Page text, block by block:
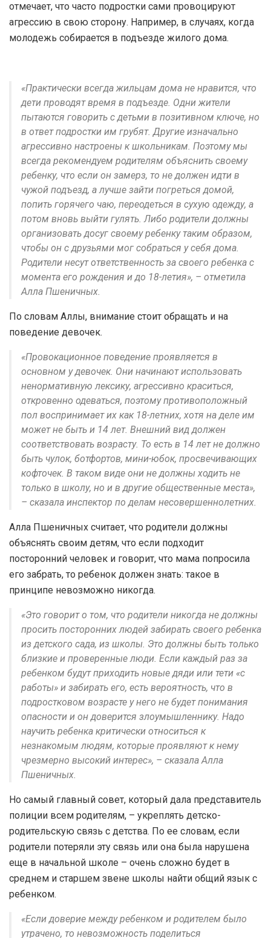
отмечает, что часто подростки сами провоцируют
агрессию в свою сторону. Например, в случаях, когда
молодежь собирается в подъезде жилого дома.
«Практически всегда жильцам дома не нравится, что
дети проводят время в подъезде. Одни жители
пытаются говорить с детьми в позитивном ключе, но
в ответ подростки им грубят. Другие изначально
агрессивно настроены к школьникам. Поэтому мы
всегда рекомендуем родителям объяснить своему
ребенку, что если он замерз, то не должен идти в
чужой подъезд, а лучше зайти погреться домой,
попить горячего чаю, переодеться в сухую одежду, а
потом вновь выйти гулять. Либо родители должны
организовать досуг своему ребенку таким образом,
чтобы он с друзьями мог собраться у себя дома.
Родители несут ответственность за своего ребенка с
момента его рождения и до 18-летия», – отметила
Алла Пшеничных.
По словам Аллы, внимание стоит обращать и на
поведение девочек.
«Провокационное поведение проявляется в
основном у девочек. Они начинают использовать
ненормативную лексику, агрессивно краситься,
откровенно одеваться, поэтому противоположный
пол воспринимает их как 18-летних, хотя на деле им
может не быть и 14 лет. Внешний вид должен
соответствовать возрасту. То есть в 14 лет не должно
быть чулок, ботфортов, мини-юбок, просвечивающих
кофточек. В таком виде они не должны ходить не
только в школу, но и в другие общественные места»,
– сказала инспектор по делам несовершеннолетних.
Алла Пшеничных считает, что родители должны
объяснять своим детям, что если подходит
посторонний человек и говорит, что мама попросила
его забрать, то ребенок должен знать: такое в
принципе невозможно никогда.
«Это говорит о том, что родители никогда не должны
просить посторонних людей забирать своего ребенка
из детского сада, из школы. Это должны быть только
близкие и проверенные люди. Если каждый раз за
ребенком будут приходить новые дяди или тети «с
работы» и забирать его, есть вероятность, что в
подростковом возрасте у него не будет понимания
опасности и он доверится злоумышленнику. Надо
научить ребенка критически относиться к
незнакомым людям, которые проявляют к нему
чрезмерно высокий интерес», – сказала Алла
Пшеничных.
Но самый главный совет, который дала представитель
полиции всем родителям, – укреплять детско-
родительскую связь с детства. По ее словам, если
родители потеряли эту связь или она была нарушена
еще в начальной школе – очень сложно будет в
среднем и старшем звене школы найти общий язык с
ребенком.
«Если доверие между ребенком и родителем было
утрачено, то невозможность поделиться